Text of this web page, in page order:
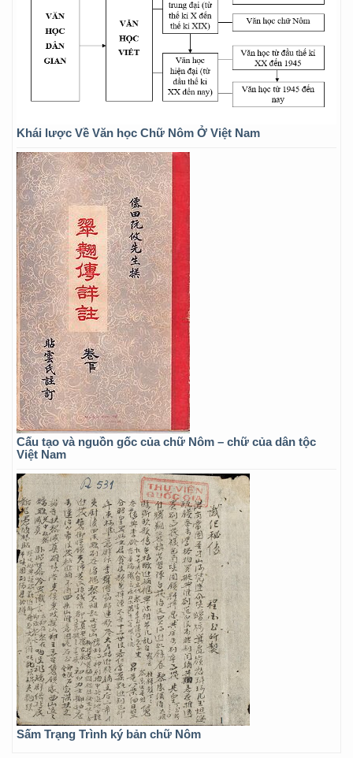
Khái lược Về Văn học Chữ Nôm Ở Việt Nam
Cấu tạo và nguồn gốc của chữ Nôm – chữ của dân tộc
Việt Nam
Sấm Trạng Trình ký bản chữ Nôm